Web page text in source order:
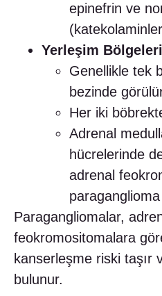
epinefrin ve
Yerleşim
Genellikle tek
bezinde
Her iki
Adrenal
hücrelerinde
adrenal
paraganglioma
Paragangliomalar,
feokromositomalara
kanserleşme riski taşır
bulunur.